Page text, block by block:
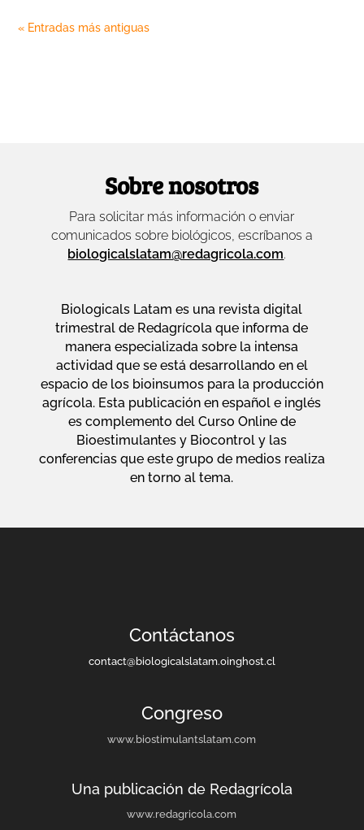
« Entradas más antiguas
Sobre nosotros
Para solicitar más información o enviar
comunicados sobre biológicos, escríbanos a
biologicalslatam@redagricola.com.
Biologicals Latam es una revista digital
trimestral de Redagrícola que informa de
manera especializada sobre la intensa
actividad que se está desarrollando en el
espacio de los bioinsumos para la producción
agrícola. Esta publicación en español e inglés
es complemento del Curso Online de
Bioestimulantes y Biocontrol y las
conferencias que este grupo de medios realiza
en torno al tema.
Contáctanos
contact@biologicalslatam.oinghost.cl
Congreso
www.biostimulantslatam.com
Una publicación de Redagrícola
www.redagricola.com